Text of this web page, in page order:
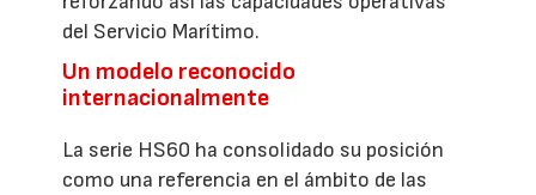
del Servicio Marítimo.
Un modelo reconocido
internacionalmente
La serie HS60 ha consolidado su posición
como una referencia en el ámbito de las